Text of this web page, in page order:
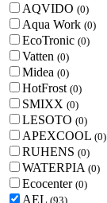
AQVIDO (0)
Aqua Work (0)
EcoTronic (0)
Vatten (0)
Midea (0)
HotFrost (0)
SMIXX (0)
LESOTO (0)
APEXCOOL (0)
RUHENS (0)
WATERPIA (0)
Ecocenter (0)
AEL (93)